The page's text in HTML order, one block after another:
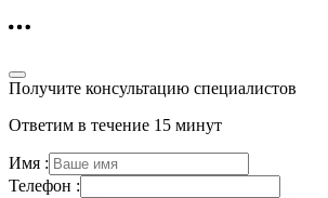
Получите консультацию специалистов
Ответим в течение 15 минут
Имя :
Телефон :